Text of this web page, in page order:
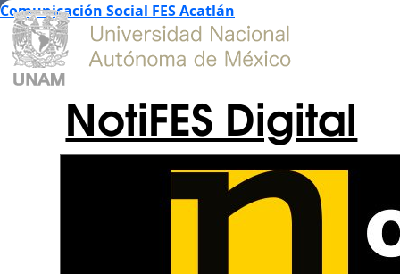
Comunicación Social FES Acatlán
NotiFES Digital